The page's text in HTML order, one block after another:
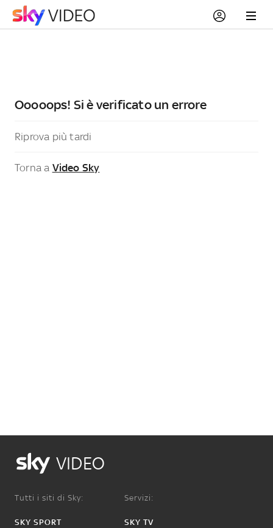
Ooooops! Si è verificato un errore
Riprova più tardi
Torna a Video Sky
VIDEO
Tutti i siti di Sky:
SKY SPORT
Servizi:
SKY TV